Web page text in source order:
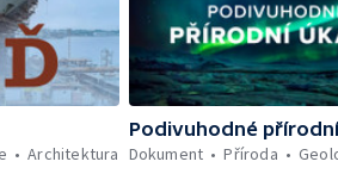
Architektura
Podivuhodné
Dokument
Příroda